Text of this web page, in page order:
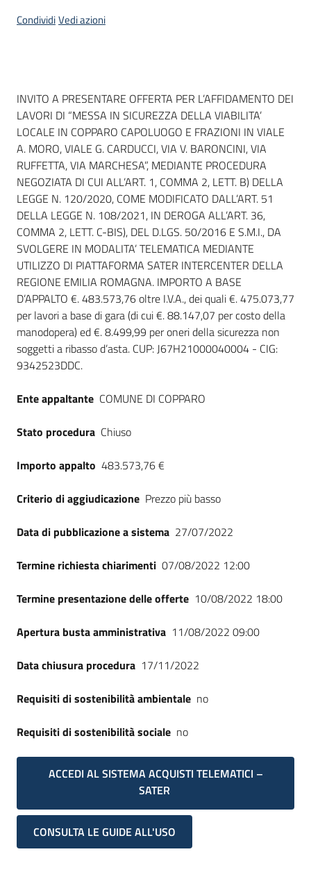
CondividiVedi azioni
Dati del bando
INVITO A PRESENTARE OFFERTA PER L’AFFIDAMENTO DEI
LAVORI DI “MESSA IN SICUREZZA DELLA VIABILITA’
LOCALE IN COPPARO CAPOLUOGO E FRAZIONI IN VIALE
A. MORO, VIALE G. CARDUCCI, VIA V. BARONCINI, VIA
RUFFETTA, VIA MARCHESA”, MEDIANTE PROCEDURA
NEGOZIATA DI CUI ALL’ART. 1, COMMA 2, LETT. B) DELLA
LEGGE N. 120/2020, COME MODIFICATO DALL’ART. 51
DELLA LEGGE N. 108/2021, IN DEROGA ALL’ART. 36,
COMMA 2, LETT. C-BIS), DEL D.LGS. 50/2016 E S.M.I., DA
SVOLGERE IN MODALITA’ TELEMATICA MEDIANTE
UTILIZZO DI PIATTAFORMA SATER INTERCENTER DELLA
REGIONE EMILIA ROMAGNA. IMPORTO A BASE
D’APPALTO €. 483.573,76 oltre I.V.A., dei quali €. 475.073,77
per lavori a base di gara (di cui €. 88.147,07 per costo della
manodopera) ed €. 8.499,99 per oneri della sicurezza non
soggetti a ribasso d’asta. CUP: J67H21000040004 - CIG:
9342523DDC.
Ente appaltante COMUNE DI COPPARO
Stato procedura Chiuso
Importo appalto 483.573,76 €
Criterio di aggiudicazione Prezzo più basso
Data di pubblicazione a sistema 27/07/2022
Termine richiesta chiarimenti 07/08/2022 12:00
Termine presentazione delle offerte 10/08/2022 18:00
Apertura busta amministrativa 11/08/2022 09:00
Data chiusura procedura 17/11/2022
Requisiti di sostenibilità ambientale no
Requisiti di sostenibilità sociale no
ACCEDI AL SISTEMA ACQUISTI TELEMATICI –
SATER
CONSULTA LE GUIDE ALL'USO